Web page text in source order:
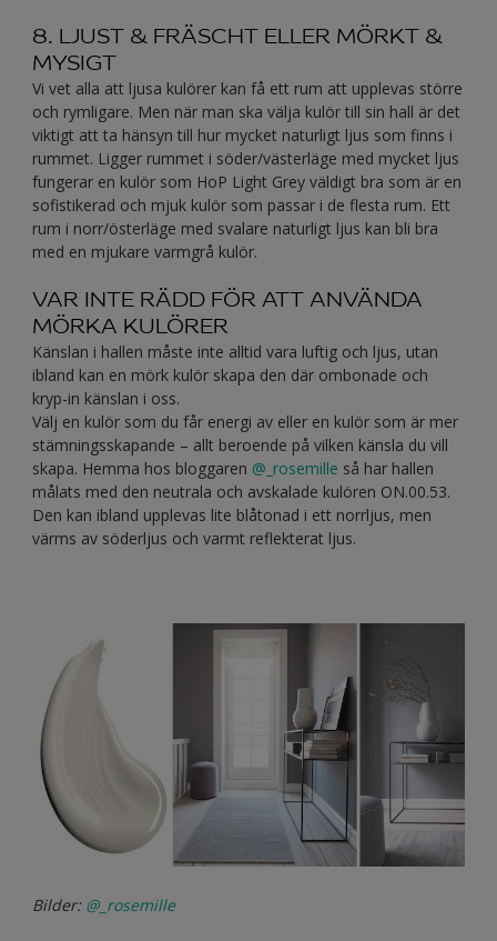
8. LJUST & FRÄSCHT ELLER MÖRKT &
MYSIGT
Vi vet alla att ljusa kulörer kan få ett rum att upplevas större
och rymligare. Men när man ska välja kulör till sin hall är det
viktigt att ta hänsyn till hur mycket naturligt ljus som finns i
rummet. Ligger rummet i söder/västerläge med mycket ljus
fungerar en kulör som HoP Light Grey väldigt bra som är en
sofistikerad och mjuk kulör som passar i de flesta rum. Ett
rum i norr/österläge med svalare naturligt ljus kan bli bra
med en mjukare varmgrå kulör.
VAR INTE RÄDD FÖR ATT ANVÄNDA
MÖRKA KULÖRER
Känslan i hallen måste inte alltid vara luftig och ljus, utan
ibland kan en mörk kulör skapa den där ombonade och
kryp-in känslan i oss.
Välj en kulör som du får energi av eller en kulör som är mer
stämningsskapande – allt beroende på vilken känsla du vill
skapa. Hemma hos bloggaren @_rosemille så har hallen
målats med den neutrala och avskalade kulören ON.00.53.
Den kan ibland upplevas lite blåtonad i ett norrljus, men
värms av söderljus och varmt reflekterat ljus.
Bilder: @_rosemille